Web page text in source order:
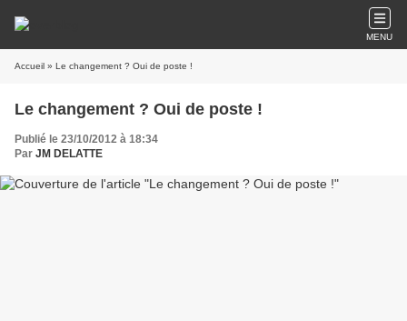
MENU
Accueil » Le changement ? Oui de poste !
Le changement ? Oui de poste !
Publié le 23/10/2012 à 18:34
Par JM DELATTE